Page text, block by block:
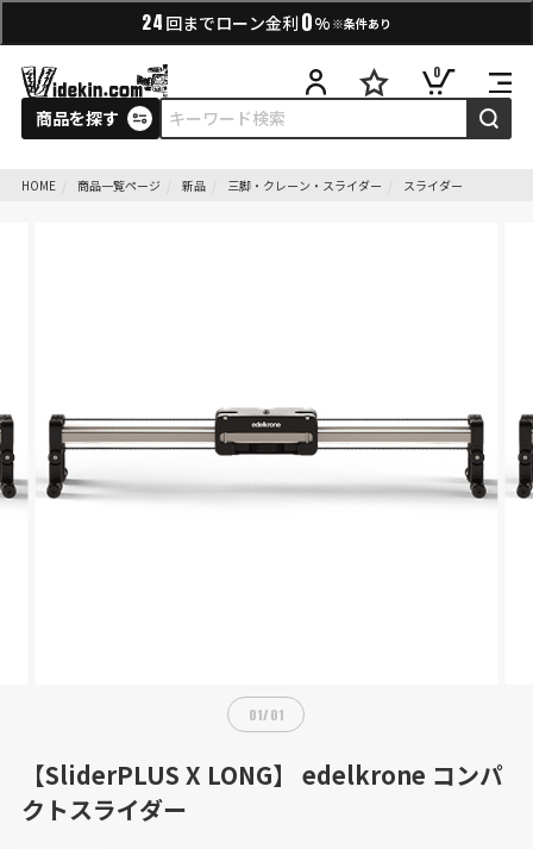
24 回までローン金利 0% ※条件あり
商品を探す
0
HOME 商品一覧ページ 新品 三脚・クレーン・スライダー スライダー
01/01
【SliderPLUS X LONG】 edelkrone コンパ
クトスライダー